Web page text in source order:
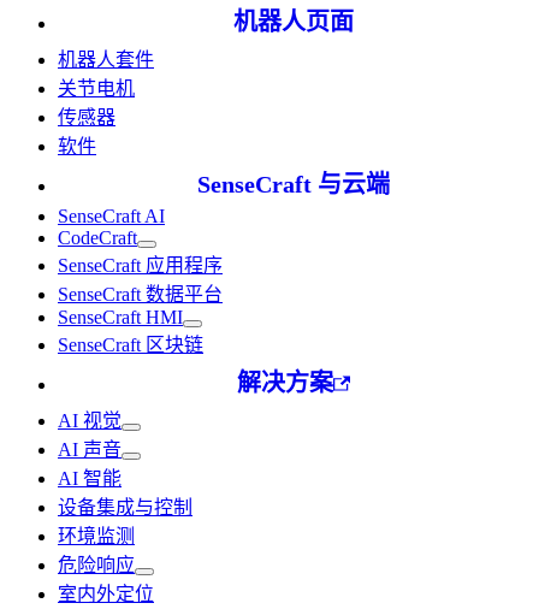
机器人页面
机器人套件
关节电机
传感器
软件
SenseCraft 与云端
SenseCraft AI
CodeCraft
SenseCraft 应用程序
SenseCraft 数据平台
SenseCraft HMI
SenseCraft 区块链
解决方案
AI 视觉
AI 声音
AI 智能
设备集成与控制
环境监测
危险响应
室内外定位